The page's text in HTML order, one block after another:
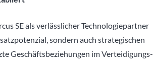
SE als verlässlicher Technologiepartner
sondern auch strategischen
Geschäftsbeziehungen im Verteidigungs-